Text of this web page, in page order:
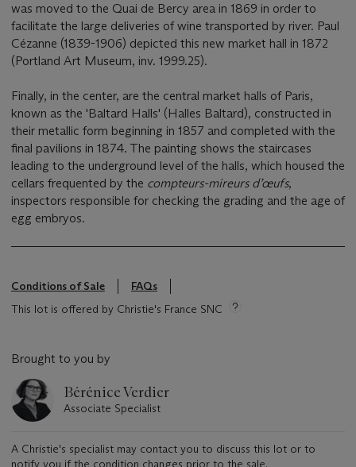
was moved to the Quai de Bercy area in 1869 in order to
facilitate the large deliveries of wine transported by river. Paul
Cézanne (1839-1906) depicted this new market hall in 1872
(Portland Art Museum, inv. 1999.25).
Finally, in the center, are the central market halls of Paris,
known as the 'Baltard Halls' (Halles Baltard), constructed in
their metallic form beginning in 1857 and completed with the
final pavilions in 1874. The painting shows the staircases
leading to the underground level of the halls, which housed the
cellars frequented by the compteurs-mireurs d’œufs,
inspectors responsible for checking the grading and the age of
egg embryos.
Conditions of Sale
FAQs
This lot is offered by Christie's France SNC
Brought to you by
Bérénice Verdier
Associate Specialist
A Christie's specialist may contact you to discuss this lot or to
notify you if the condition changes prior to the sale.